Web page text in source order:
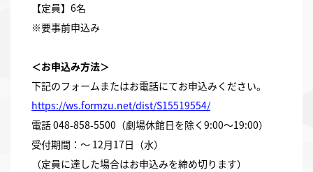
【定員】6名
※要事前申込み
＜お申込み方法＞
下記のフォームまたはお電話にてお申込みください。
https://ws.formzu.net/dist/S15519554/
電話 048-858-5500（劇場休館日を除く9:00～19:00）
受付期間：～ 12月17日（水）
（定員に達した場合はお申込みを締め切ります）